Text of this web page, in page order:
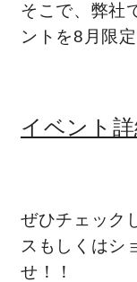
ラインナップ
Groovin’
Glass Arts
Blue Style
そこで、弊社
ントを8月限
イベント
ぜひチェック
スもしくはシ
せ！！